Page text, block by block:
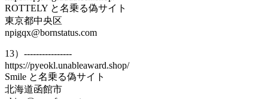
ROTTELY と名乗る偽サイト
東京都中央区
npigqx@bornstatus.com
13）----------------
https://pyeokl.unableaward.shop/
Smile と名乗る偽サイト
北海道函館市